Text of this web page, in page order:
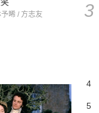
3
4
5
晞 / 方志友